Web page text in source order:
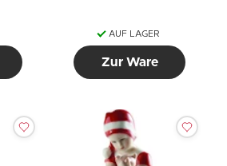
AUF LAGER
Zur Ware